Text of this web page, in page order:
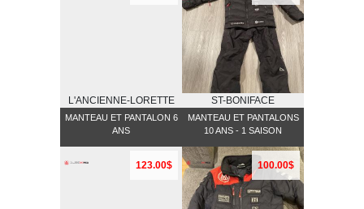
L'ANCIENNE-LORETTE
MANTEAU ET PANTALON 6
ANS
ST-BONIFACE
MANTEAU ET PANTALONS
10 ANS - 1 SAISON
123.00$ 100.00$